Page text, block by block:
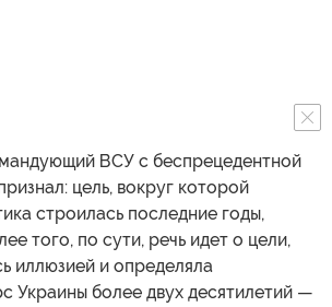
ВСУ с беспрецедентной
цель, вокруг которой
строилась последние годы,
того, по сути, речь идет о цели,
иллюзией и определяла
Украины более двух десятилетий —